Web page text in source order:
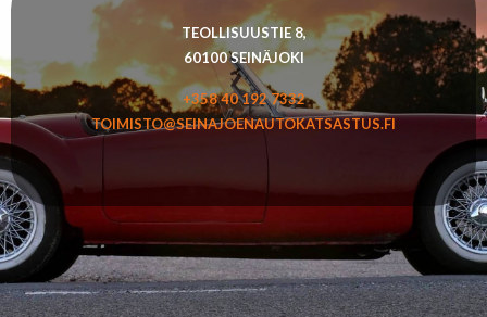
TEOLLISUUSTIE 8,
60100 SEINÄJOKI
+358 40 192 7332
TOIMISTO@SEINAJOENAUTOKATSASTUS.FI